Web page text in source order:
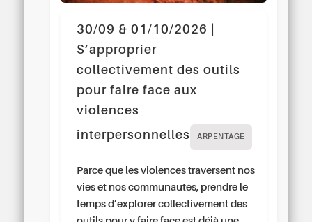
30/09 & 01/10/2026 |
S’approprier
collectivement des outils
pour faire face aux
violences
interpersonnelles
ARPENTAGE
Parce que les violences traversent nos
vies et nos communautés, prendre le
temps d’explorer collectivement des